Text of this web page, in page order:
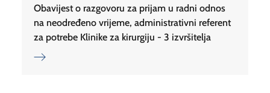
Obavijest o razgovoru za prijam u radni odnos
na neodređeno vrijeme, administrativni referent
za potrebe Klinike za kirurgiju - 3 izvršitelja